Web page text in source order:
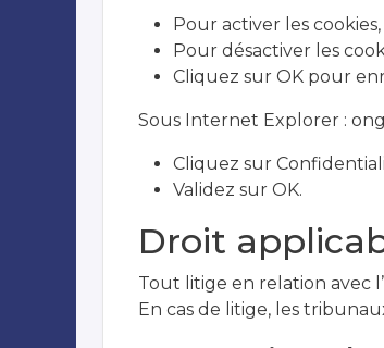
Pour activer les
Pour désactiver les
Cliquez sur OK pour
Sous Internet Explorer :
Cliquez sur
Validez sur OK.
Droit
Tout litige en relation avec
En cas de litige, les